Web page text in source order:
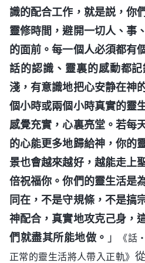
識的配合工作，就是説，你
靈修時間，避開一切人、事
的面前。每一個人必須都有
話的認識、靈裏的感動都
淺，有意識地把心安静在神
個小時或兩個小時真實的靈
感覺充實，心裏亮堂。若每
的心能更多地歸給神，你的
景也會越來越好，越能走上
倍祝福你。你們的靈生活是
同在，不是守規條，不是搞
神配合，真實地攻克己身，
們就盡其所能地做。 」
《話
正常的靈生活將人帶入正軌》